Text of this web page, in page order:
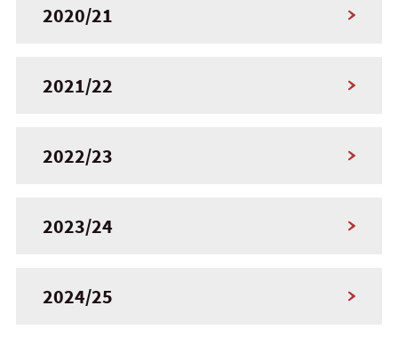
2020/21
2021/22
2022/23
2023/24
2024/25